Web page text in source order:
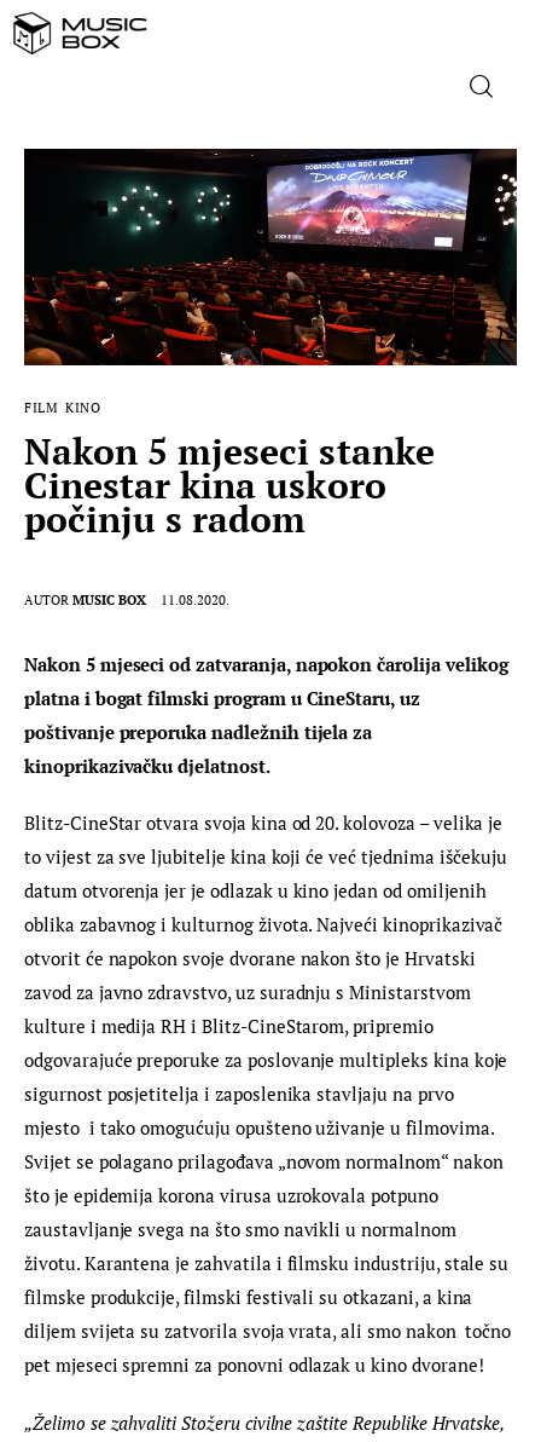
NASLOVNICA
DOMAĆA GLAZBA
STRANA GLAZBA
FILM
FILM KINO
Nakon 5 mjeseci stanke
Cinestar kina uskoro
počinju s radom
AUTOR MUSIC BOX 11.08.2020.
Nakon 5 mjeseci od zatvaranja, napokon čarolija velikog
platna i bogat filmski program u CineStaru, uz
poštivanje preporuka nadležnih tijela za
kinoprikazivačku djelatnost.
Blitz-CineStar otvara svoja kina od 20. kolovoza – velika je
to vijest za sve ljubitelje kina koji će već tjednima iščekuju
datum otvorenja jer je odlazak u kino jedan od omiljenih
oblika zabavnog i kulturnog života. Najveći kinoprikazivač
otvorit će napokon svoje dvorane nakon što je Hrvatski
zavod za javno zdravstvo, uz suradnju s Ministarstvom
kulture i medija RH i Blitz-CineStarom, pripremio
odgovarajuće preporuke za poslovanje multipleks kina koje
sigurnost posjetitelja i zaposlenika stavljaju na prvo
mjesto  i tako omogućuju opušteno uživanje u filmovima.
Svijet se polagano prilagođava „novom normalnom“ nakon
što je epidemija korona virusa uzrokovala potpuno
zaustavljanje svega na što smo navikli u normalnom
životu. Karantena je zahvatila i filmsku industriju, stale su
filmske produkcije, filmski festivali su otkazani, a kina
diljem svijeta su zatvorila svoja vrata, ali smo nakon  točno
pet mjeseci spremni za ponovni odlazak u kino dvorane!
„Želimo se zahvaliti Stožeru civilne zaštite Republike Hrvatske,